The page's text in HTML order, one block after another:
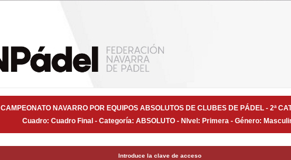
CAMPEONATO NAVARRO POR EQUIPOS ABSOLUTOS DE CLUBES DE PÁDEL - 2ª
Cuadro: Cuadro Final - Categoría: ABSOLUTO - NIvel: Primera - Género:
Introduce la clave de acceso